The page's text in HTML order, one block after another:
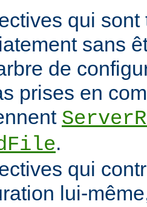
qui sont
sans
de
prises en
.
qui
lui-